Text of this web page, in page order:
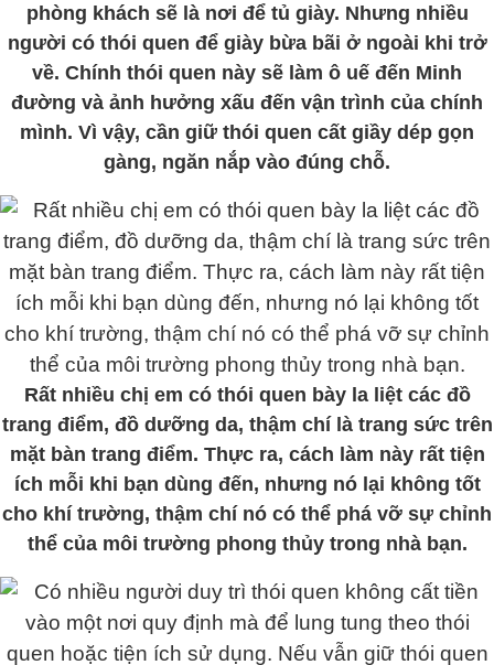
phòng khách sẽ là nơi để tủ giày. Nhưng nhiều
người có thói quen để giày bừa bãi ở ngoài khi trở
về. Chính thói quen này sẽ làm ô uế đến Minh
đường và ảnh hưởng xấu đến vận trình của chính
mình. Vì vậy, cần giữ thói quen cất giầy dép gọn
gàng, ngăn nắp vào đúng chỗ.
Rất nhiều chị em có thói quen bày la liệt các đồ
trang điểm, đồ dưỡng da, thậm chí là trang sức trên
mặt bàn trang điểm. Thực ra, cách làm này rất tiện
ích mỗi khi bạn dùng đến, nhưng nó lại không tốt
cho khí trường, thậm chí nó có thể phá vỡ sự chỉnh
thể của môi trường phong thủy trong nhà bạn.